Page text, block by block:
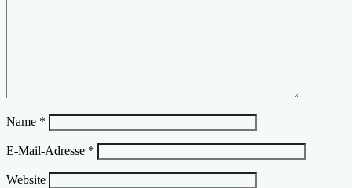
Name *
E-Mail-Adresse *
Website